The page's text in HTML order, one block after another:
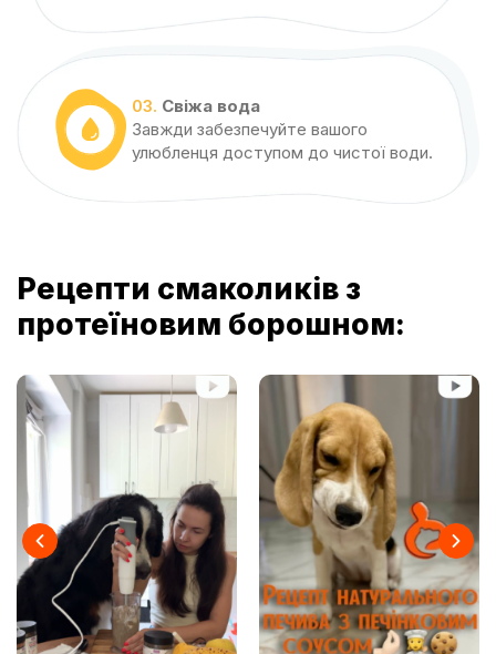
03. Свіжа вода
Завжди забезпечуйте вашого
улюбленця доступом до чистої води.
Рецепти смаколиків з
протеїновим борошном: